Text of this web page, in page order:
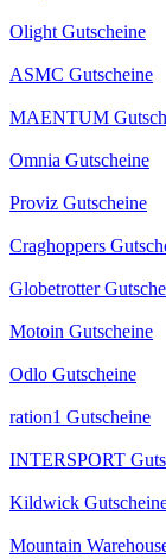
Olight Gutscheine
ASMC Gutscheine
MAENTUM
Omnia Gutscheine
Proviz Gutscheine
Craghoppers
Globetrotter
Motoin Gutscheine
Odlo Gutscheine
ration1 Gutscheine
INTERSPORT
Kildwick
Mountain